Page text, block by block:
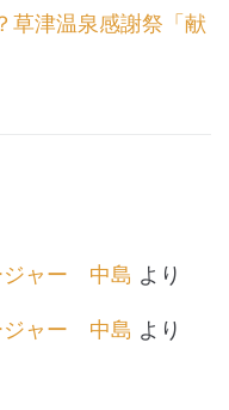
草津温泉感謝祭「献
ジャー 中島 より
ジャー 中島 より